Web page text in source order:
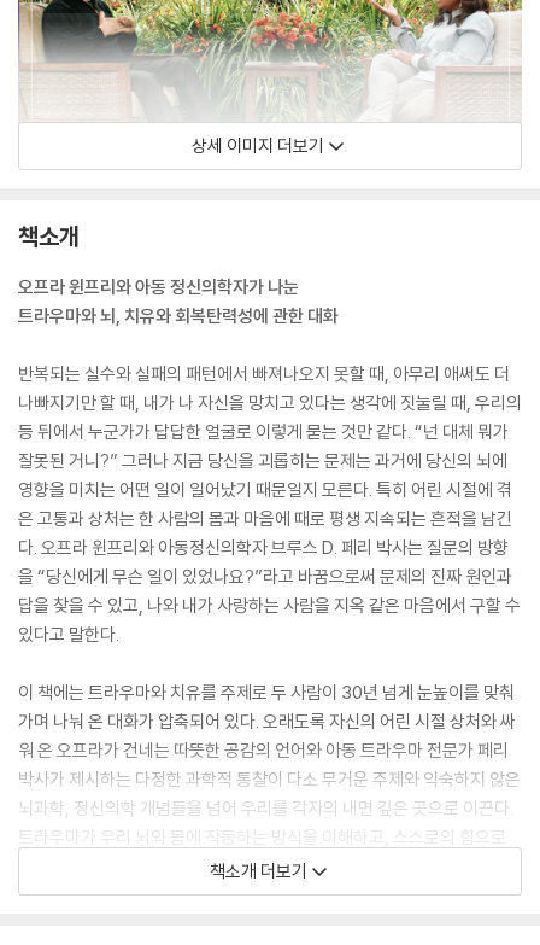
상세 이미지 더보기
책소개
오프라 윈프리와 아동 정신의학자가 나눈
트라우마와 뇌, 치유와 회복탄력성에 관한 대화
반복되는 실수와 실패의 패턴에서 빠져나오지 못할 때, 아무리 애써도 더
나빠지기만 할 때, 내가 나 자신을 망치고 있다는 생각에 짓눌릴 때, 우리의
등 뒤에서 누군가가 답답한 얼굴로 이렇게 묻는 것만 같다. “넌 대체 뭐가
잘못된 거니?” 그러나 지금 당신을 괴롭히는 문제는 과거에 당신의 뇌에
영향을 미치는 어떤 일이 일어났기 때문일지 모른다. 특히 어린 시절에 겪
은 고통과 상처는 한 사람의 몸과 마음에 때로 평생 지속되는 흔적을 남긴
다. 오프라 윈프리와 아동정신의학자 브루스 D. 페리 박사는 질문의 방향
을 “당신에게 무슨 일이 있었나요?”라고 바꿈으로써 문제의 진짜 원인과
답을 찾을 수 있고, 나와 내가 사랑하는 사람을 지옥 같은 마음에서 구할 수
있다고 말한다.
이 책에는 트라우마와 치유를 주제로 두 사람이 30년 넘게 눈높이를 맞춰
가며 나눠 온 대화가 압축되어 있다. 오래도록 자신의 어린 시절 상처와 싸
워 온 오프라가 건네는 따뜻한 공감의 언어와 아동 트라우마 전문가 페리
박사가 제시하는 다정한 과학적 통찰이 다소 무거운 주제와 익숙하지 않은
뇌과학, 정신의학 개념들을 넘어 우리를 각자의 내면 깊은 곳으로 이끈다.
트라우마가 우리 뇌와 몸에 작동하는 방식을 이해하고, 스스로의 힘으로
치유에 이르는 길을 찾고 싶은 이들에게 빛이 되어 줄 안내서다.
책소개 더보기